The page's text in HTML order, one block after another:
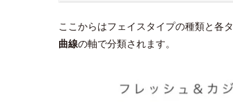
ここからはフェイスタイプの種類と各
曲線の軸で分類されます。